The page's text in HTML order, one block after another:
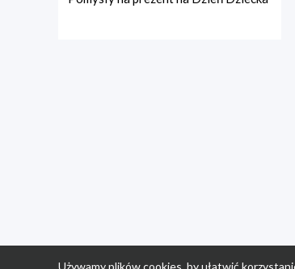
Używamy plików cookies, by ułatwić